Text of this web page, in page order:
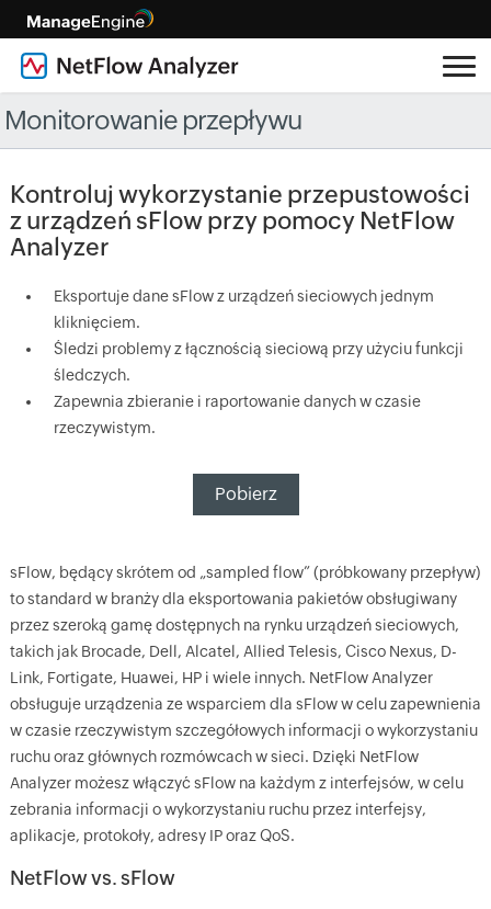
Monitorowanie przepływu
Kontroluj wykorzystanie przepustowości
z urządzeń sFlow przy pomocy NetFlow
Analyzer
Eksportuje dane sFlow z urządzeń sieciowych jednym
kliknięciem.
Śledzi problemy z łącznością sieciową przy użyciu funkcji
śledczych.
Zapewnia zbieranie i raportowanie danych w czasie
rzeczywistym.
Pobierz
sFlow, będący skrótem od „sampled flow” (próbkowany przepływ)
to standard w branży dla eksportowania pakietów obsługiwany
przez szeroką gamę dostępnych na rynku urządzeń sieciowych,
takich jak Brocade, Dell, Alcatel, Allied Telesis, Cisco Nexus, D-
Link, Fortigate, Huawei, HP i wiele innych. NetFlow Analyzer
obsługuje urządzenia ze wsparciem dla sFlow w celu zapewnienia
w czasie rzeczywistym szczegółowych informacji o wykorzystaniu
ruchu oraz głównych rozmówcach w sieci. Dzięki NetFlow
Analyzer możesz włączyć sFlow na każdym z interfejsów, w celu
zebrania informacji o wykorzystaniu ruchu przez interfejsy,
aplikacje, protokoły, adresy IP oraz QoS.
NetFlow vs. sFlow